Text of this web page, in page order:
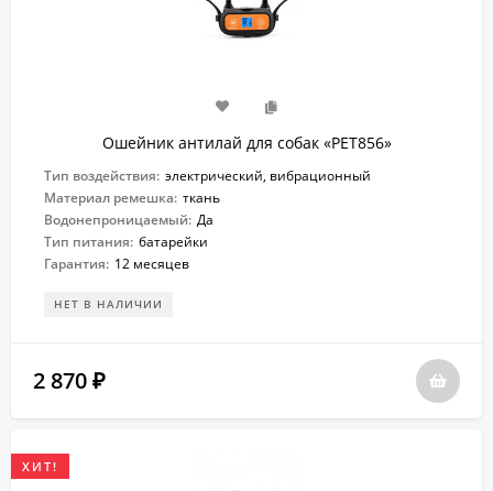
Ошейник антилай для собак «PET856»
Тип воздействия: электрический, вибрационный
Материал ремешка: ткань
Водонепроницаемый: Да
Тип питания: батарейки
Гарантия: 12 месяцев
НЕТ В НАЛИЧИИ
2 870 ₽
ХИТ!